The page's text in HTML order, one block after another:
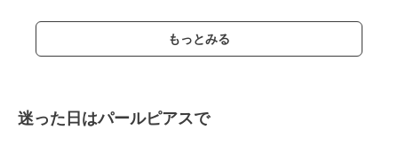
もっとみる
迷った日はパールピアスで